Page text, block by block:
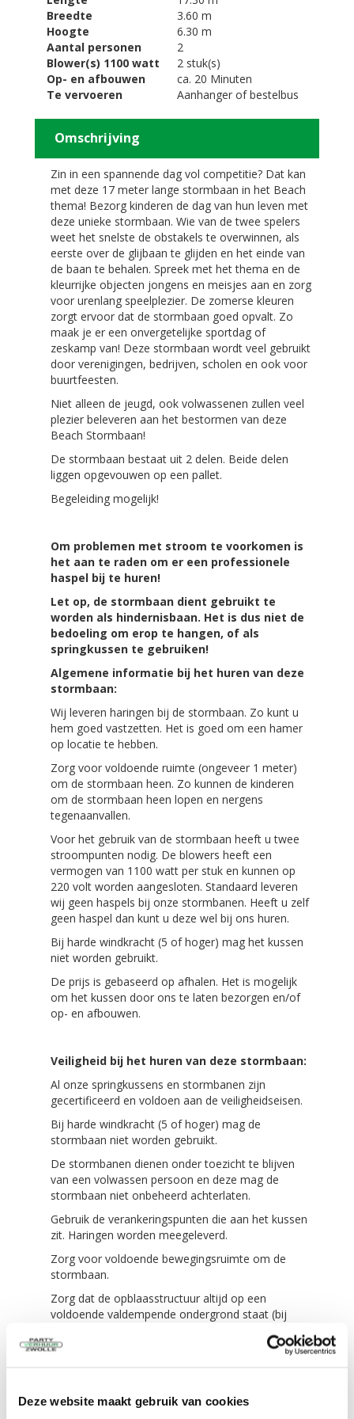
Deze website maakt gebruik van cookies
Breedte
3.60 m
Hoogte
6.30 m
Aantal personen
2
Blower(s) 1100 watt
2 stuk(s)
Op- en afbouwen
ca. 20 Minuten
Te vervoeren
Aanhanger of bestelbus
Omschrijving
Zin in een spannende dag vol competitie? Dat kan
met deze 17 meter lange stormbaan in het Beach
thema! Bezorg kinderen de dag van hun leven met
deze unieke stormbaan. Wie van de twee spelers
weet het snelste de obstakels te overwinnen, als
eerste over de glijbaan te glijden en het einde van
de baan te behalen. Spreek met het thema en de
kleurrijke objecten jongens en meisjes aan en zorg
voor urenlang speelplezier. De zomerse kleuren
zorgt ervoor dat de stormbaan goed opvalt. Zo
maak je er een onvergetelijke sportdag of
zeskamp van! Deze stormbaan wordt veel gebruikt
door verenigingen, bedrijven, scholen en ook voor
buurtfeesten.
Niet alleen de jeugd, ook volwassenen zullen veel
plezier beleveren aan het bestormen van deze
Beach Stormbaan!
De stormbaan bestaat uit 2 delen. Beide delen
liggen opgevouwen op een pallet.
Begeleiding mogelijk!
Om problemen met stroom te voorkomen is
het aan te raden om er een professionele
haspel bij te huren!
Let op, de stormbaan dient gebruikt te
worden als hindernisbaan. Het is dus niet de
bedoeling om erop te hangen, of als
springkussen te gebruiken!
Algemene informatie bij het huren van deze
stormbaan:
Wij leveren haringen bij de stormbaan. Zo kunt u
hem goed vastzetten. Het is goed om een hamer
op locatie te hebben.
Zorg voor voldoende ruimte (ongeveer 1 meter)
om de stormbaan heen. Zo kunnen de kinderen
om de stormbaan heen lopen en nergens
tegenaanvallen.
Voor het gebruik van de stormbaan heeft u twee
stroompunten nodig. De blowers heeft een
vermogen van 1100 watt per stuk en kunnen op
220 volt worden aangesloten. Standaard leveren
wij geen haspels bij onze stormbanen. Heeft u zelf
geen haspel dan kunt u deze wel bij ons huren.
Bij harde windkracht (5 of hoger) mag het kussen
niet worden gebruikt.
De prijs is gebaseerd op afhalen. Het is mogelijk
om het kussen door ons te laten bezorgen en/of
op- en afbouwen.
Veiligheid bij het huren van deze stormbaan:
Al onze springkussens en stormbanen zijn
gecertificeerd en voldoen aan de veiligheidseisen.
Bij harde windkracht (5 of hoger) mag de
stormbaan niet worden gebruikt.
De stormbanen dienen onder toezicht te blijven
van een volwassen persoon en deze mag de
stormbaan niet onbeheerd achterlaten.
Gebruik de verankeringspunten die aan het kussen
zit. Haringen worden meegeleverd.
Zorg voor voldoende bewegingsruimte om de
stormbaan.
Zorg dat de opblaasstructuur altijd op een
voldoende valdempende ondergrond staat (bij
Dek bij regen de stroomaansluiting af.
randen van de stormbaan te klimmen / te gaan
zitten. Op glijbanen (slides) is het niet toegestaan